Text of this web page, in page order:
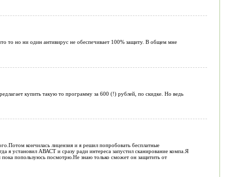
то но ни один антивирус не обеспечивает 100% защиту. В общем мне
купить такую то программу за 600 (!) рублей, по скидке. Но ведь
кончилась лицензия и я решил попробовать бесплатные
установил АВАСТ и сразу ради интереса запустил сканирование компа.Я
попользуюсь посмотрю.Не знаю только сможет он защитить от